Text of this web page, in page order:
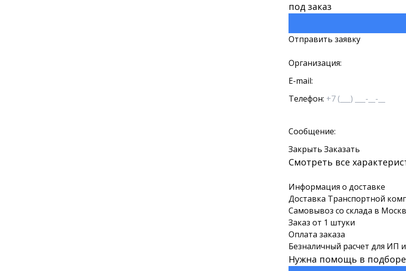
под заказ
Отправить заявку
Организация:
E-mail:
Телефон:
Сообщение:
Закрыть Заказать
Смотреть все
Информация о доставке
Доставка Транспортной
Самовывоз со склада в
Заказ от 1 штуки
Оплата заказа
Безналичный расчет для ИП
Нужна помощь в